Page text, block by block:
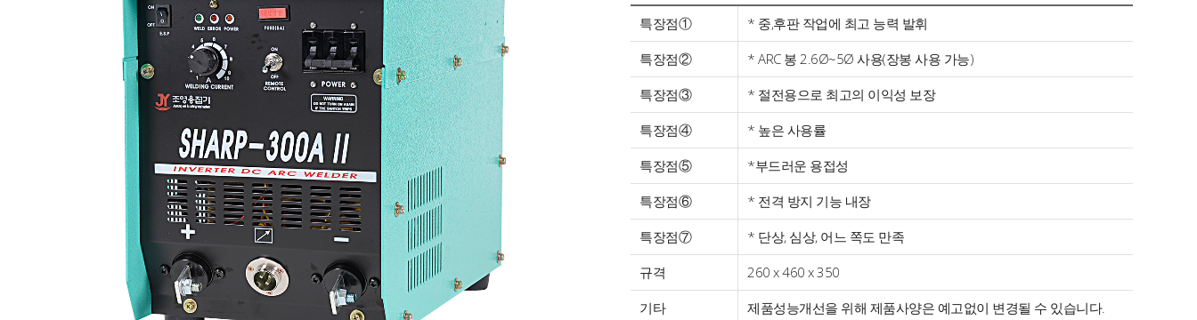
특장점①
* 중,후판 작업에 최고 능력 발휘
특장점②
* ARC 봉 2.6Ø~5Ø 사용(장봉 사용 가능)
특장점③
* 절전용으로 최고의 이익성 보장
특장점④
* 높은 사용률
특장점⑤
*부드러운 용접성
특장점⑥
* 전격 방지 기능 내장
특장점⑦
* 단상, 심상, 어느 쪽도 만족
규격
260 x 460 x 350
기타
제품성능개선을 위해 제품사양은 예고없이 변경될 수 있습니다.